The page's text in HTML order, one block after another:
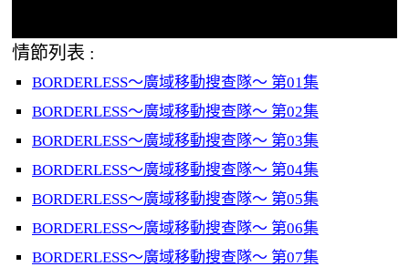
情節列表 :
BORDERLESS～廣域移動搜查隊～ 第01集
BORDERLESS～廣域移動搜查隊～ 第02集
BORDERLESS～廣域移動搜查隊～ 第03集
BORDERLESS～廣域移動搜查隊～ 第04集
BORDERLESS～廣域移動搜查隊～ 第05集
BORDERLESS～廣域移動搜查隊～ 第06集
BORDERLESS～廣域移動搜查隊～ 第07集